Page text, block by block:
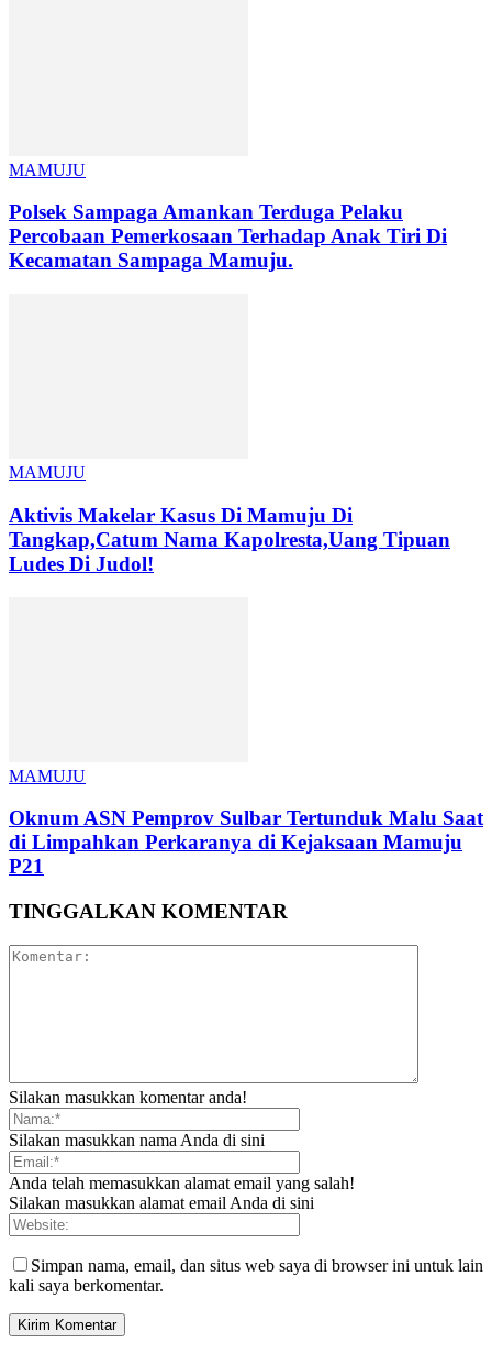
MAMUJU
Polsek Sampaga Amankan Terduga Pelaku
Percobaan Pemerkosaan Terhadap Anak Tiri Di
Kecamatan Sampaga Mamuju.
MAMUJU
Aktivis Makelar Kasus Di Mamuju Di
Tangkap,Catum Nama Kapolresta,Uang Tipuan
Ludes Di Judol!
MAMUJU
Oknum ASN Pemprov Sulbar Tertunduk Malu Saat
di Limpahkan Perkaranya di Kejaksaan Mamuju
P21
TINGGALKAN KOMENTAR
Silakan masukkan komentar anda!
Silakan masukkan nama Anda di sini
Anda telah memasukkan alamat email yang salah!
Silakan masukkan alamat email Anda di sini
Simpan nama, email, dan situs web saya di browser ini untuk lain
kali saya berkomentar.